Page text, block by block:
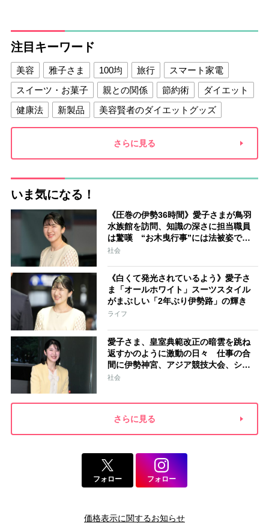
注目キーワード
美容 雅子さま 100均 旅行
スマート家電
スイーツ・お菓子
親との関係 節約術
ダイエット
健康法
新製品
美容賢者のダイエットグッズ
夫との関係
新津春子 どか食い
さらに見る
いま気になる！
《圧巻の伊勢36時間》愛子さまが鳥羽
水族館を訪問、知識の深さに担当職員
は驚嘆 “お木曳行事”には法被姿で参
加「市民に交じって一生懸命引いてお
社会
《白くて発光されているよう》愛子さ
ま「オールホワイト」スーツスタイル
がまぶしい「2年ぶり伊勢路」の輝き
ライフ
愛子さま、皇室典範改正の暗雲を跳ね
返すかのように激動の日々 仕事の合
間に伊勢神宮、アジア競技大会、シン
ガポール…スケジュールはびっしり
社会
さらに見る
フォロー フォロー
価格表示に関するお知らせ